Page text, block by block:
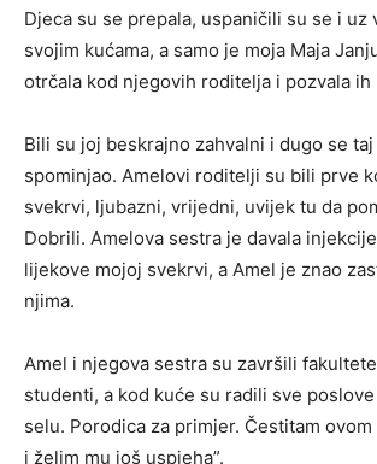
Djeca su se prepala, uspaničili su se i uz
svojim kućama, a samo je moja Maja
otrčala kod njegovih roditelja i pozvala ih
Bili su joj beskrajno zahvalni i dugo se taj
spominjao. Amelovi roditelji su bili prve
svekrvi, ljubazni, vrijedni, uvijek tu da
Dobrili. Amelova sestra je davala
lijekove mojoj svekrvi, a Amel je znao
njima.
Amel i njegova sestra su završili
studenti, a kod kuće su radili sve
selu. Porodica za primjer. Čestitam
i želim mu još uspjeha”.